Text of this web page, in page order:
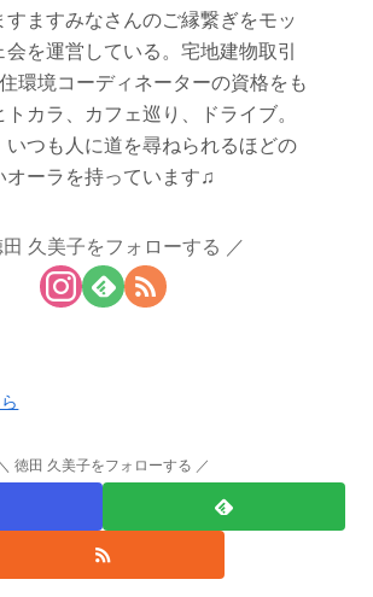
すますみなさんのご縁繋ぎをモッ
会を運営している。宅地建物取引
環境コーディネーターの資格をも
カラ、カフェ巡り、ドライブ。
いつも人に道を尋ねられるほどの
オーラを持っています♫
田 久美子をフォローする
徳田 久美子をフォローする